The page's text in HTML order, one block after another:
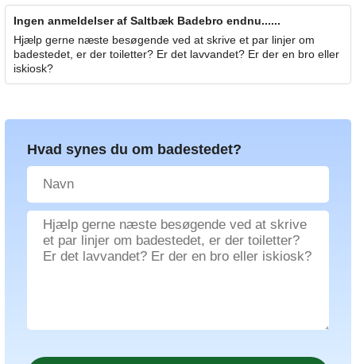
Ingen anmeldelser af Saltbæk Badebro endnu......
Hjælp gerne næste besøgende ved at skrive et par linjer om
badestedet, er der toiletter? Er det lavvandet? Er der en bro eller
iskiosk?
Hvad synes du om badestedet?